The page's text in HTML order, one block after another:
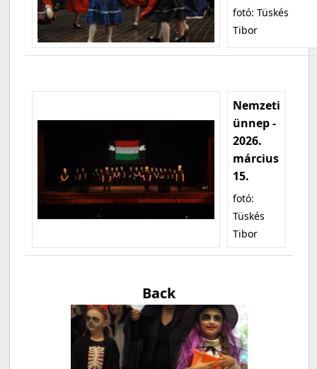
fotó: Tüskés
Tibor
Nemzeti
ünnep -
2026.
március
15.
fotó:
Tüskés
Tibor
Back